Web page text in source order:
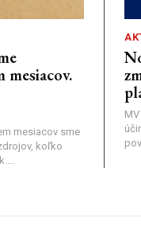
mesiacov.
mesiacov sme
koľko